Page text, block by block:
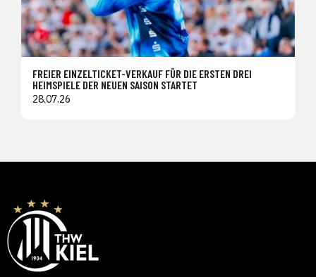
FREIER EINZELTICKET-VERKAUF FÜR DIE ERSTEN DREI
HEIMSPIELE DER NEUEN SAISON STARTET
28.07.26